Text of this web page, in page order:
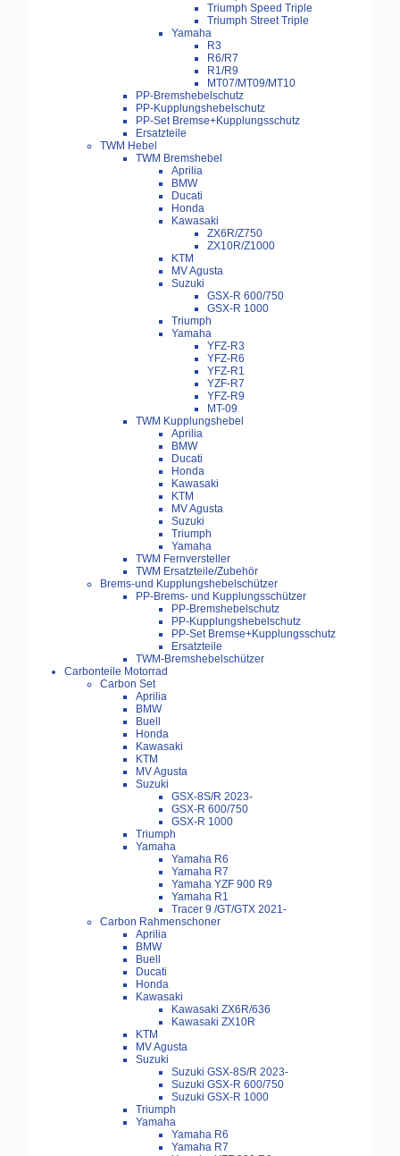
Triumph Speed Triple
Triumph Street Triple
Yamaha
R3
R6/R7
R1/R9
MT07/MT09/MT10
PP-Bremshebelschutz
PP-Kupplungshebelschutz
PP-Set Bremse+Kupplungsschutz
Ersatzteile
TWM Hebel
TWM Bremshebel
Aprilia
BMW
Ducati
Honda
Kawasaki
ZX6R/Z750
ZX10R/Z1000
KTM
MV Agusta
Suzuki
GSX-R 600/750
GSX-R 1000
Triumph
Yamaha
YFZ-R3
YFZ-R6
YFZ-R1
YZF-R7
YFZ-R9
MT-09
TWM Kupplungshebel
Aprilia
BMW
Ducati
Honda
Kawasaki
KTM
MV Agusta
Suzuki
Triumph
Yamaha
TWM Fernversteller
TWM Ersatzteile/Zubehör
Brems-und Kupplungshebelschützer
PP-Brems- und Kupplungsschützer
PP-Bremshebelschutz
PP-Kupplungshebelschutz
PP-Set Bremse+Kupplungsschutz
Ersatzteile
TWM-Bremshebelschützer
Carbonteile Motorrad
Carbon Set
Aprilia
BMW
Buell
Honda
Kawasaki
KTM
MV Agusta
Suzuki
GSX-8S/R 2023-
GSX-R 600/750
GSX-R 1000
Triumph
Yamaha
Yamaha R6
Yamaha R7
Yamaha YZF 900 R9
Yamaha R1
Tracer 9 /GT/GTX 2021-
Carbon Rahmenschoner
Aprilia
BMW
Buell
Ducati
Honda
Kawasaki
Kawasaki ZX6R/636
Kawasaki ZX10R
KTM
MV Agusta
Suzuki
Suzuki GSX-8S/R 2023-
Suzuki GSX-R 600/750
Suzuki GSX-R 1000
Triumph
Yamaha
Yamaha R6
Yamaha R7